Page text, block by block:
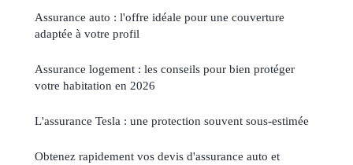
Assurance auto : l'offre idéale pour une couverture
adaptée à votre profil
Assurance logement : les conseils pour bien protéger
votre habitation en 2026
L'assurance Tesla : une protection souvent sous-estimée
Obtenez rapidement vos devis d'assurance auto et